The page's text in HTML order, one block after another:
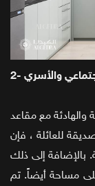
والأسري
والهادئة مع مقاعد
للعائلة ، فإن
بالإضافة إلى ذلك
مساحة أيضاً. تم